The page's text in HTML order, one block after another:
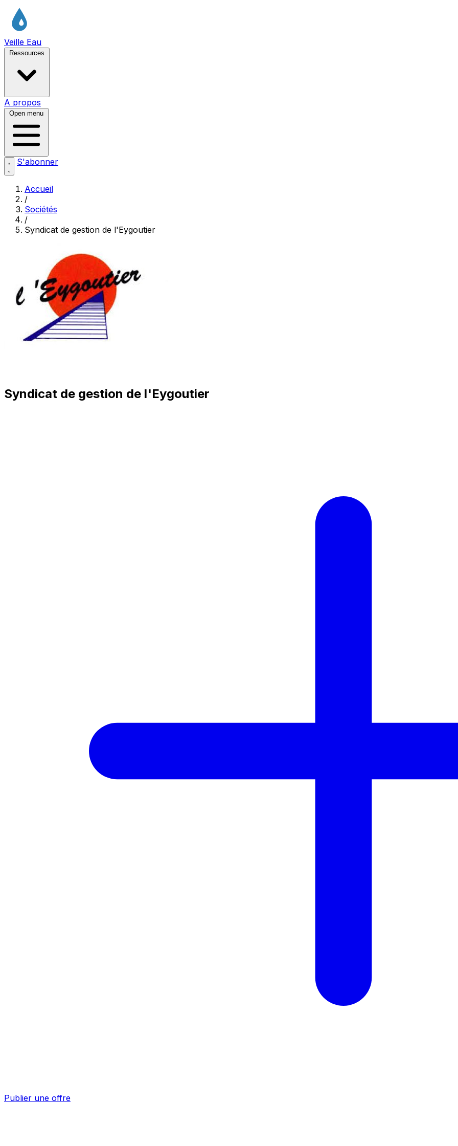
Veille Eau
Ressources
A propos
Open menu
S'abonner
Accueil
/
Sociétés
/
Syndicat de gestion de l'Eygoutier
Syndicat de gestion de l'Eygoutier
Publier une offre